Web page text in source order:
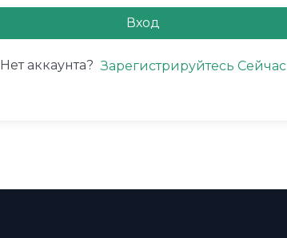
Вход
Нет аккаунта? Зарегистрируйтесь Сейчас